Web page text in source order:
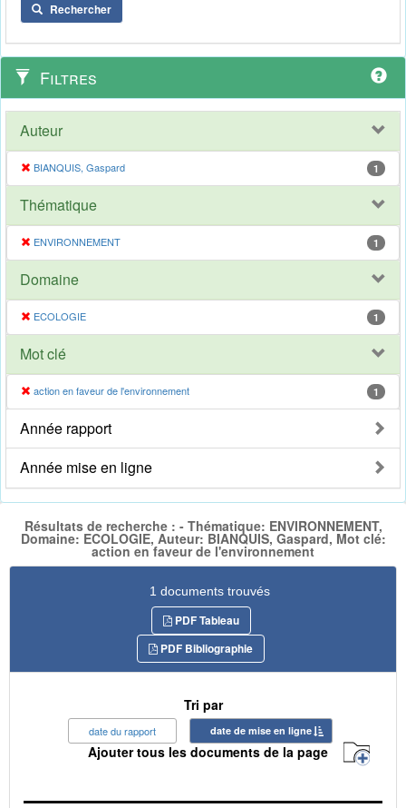
Rechercher
Filtres
Auteur
BIANQUIS, Gaspard 1
Thématique
ENVIRONNEMENT 1
Domaine
ECOLOGIE 1
Mot clé
action en faveur de l'environnement 1
Année rapport
Année mise en ligne
Résultats de recherche : - Thématique: ENVIRONNEMENT,
Domaine: ECOLOGIE, Auteur: BIANQUIS, Gaspard, Mot clé:
action en faveur de l'environnement
1 documents trouvés
PDF Tableau
PDF Bibliographie
Tri par
date du rapport date de mise en ligne
Ajouter tous les documents de la page